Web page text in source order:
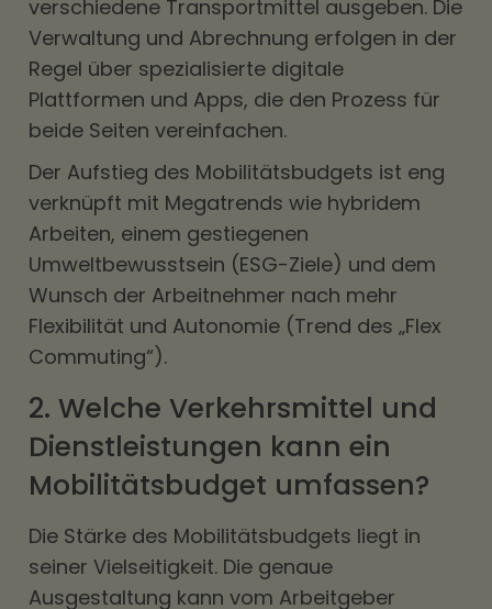
verschiedene Transportmittel ausgeben. Die
Verwaltung und Abrechnung erfolgen in der
Regel über spezialisierte digitale
Plattformen und Apps, die den Prozess für
beide Seiten vereinfachen.
Der Aufstieg des Mobilitätsbudgets ist eng
verknüpft mit Megatrends wie hybridem
Arbeiten, einem gestiegenen
Umweltbewusstsein (ESG-Ziele) und dem
Wunsch der Arbeitnehmer nach mehr
Flexibilität und Autonomie (Trend des „Flex
Commuting“).
2. Welche Verkehrsmittel und
Dienstleistungen kann ein
Mobilitätsbudget umfassen?
Die Stärke des Mobilitätsbudgets liegt in
seiner Vielseitigkeit. Die genaue
Ausgestaltung kann vom Arbeitgeber